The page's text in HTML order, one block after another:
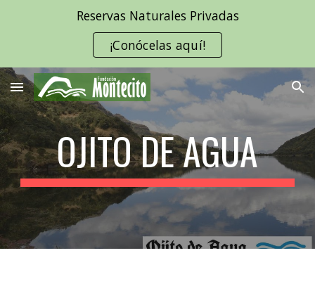
Reservas Naturales Privadas
¡Conócelas aquí!
OJITO DE AGUA